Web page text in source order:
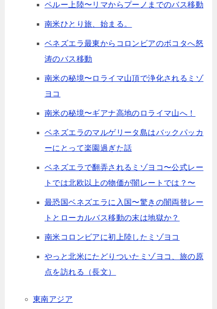
ペルー上陸〜リマからプーノまでのバス移動
南米ひとり旅、始まる。
ベネズエラ最東からコロンビアのボコタへ怒
涛のバス移動
南米の秘境〜ロライマ山頂で浄化されるミゾ
ヨコ
南米の秘境〜ギアナ高地のロライマ山へ！
ベネズエラのマルゲリータ島はバックパッカ
ーにとって楽園過ぎた話
ベネズエラで翻弄されるミゾヨコ〜公式レー
トでは北欧以上の物価が闇レートでは？〜
最恐国ベネズエラに入国〜驚きの闇両替レー
トとローカルバス移動の末は地獄か？
南米コロンビアに初上陸したミゾヨコ
やっと北米にたどりついたミゾヨコ、旅の原
点を訪れる（長文）
東南アジア